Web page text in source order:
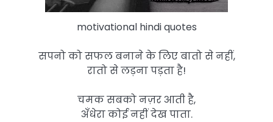
motivational hindi quotes
सपनो को सफल बनाने के लिए बातो से नहीं,
रातो से लड़ना पड़ता है!
चमक सबको नज़र आती है,
अँधेरा कोई नहीं देख पाता.